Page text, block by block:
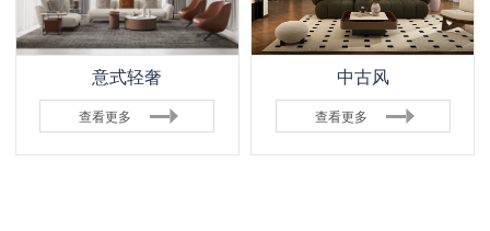
意式轻奢
查看更多
中古风
查看更多